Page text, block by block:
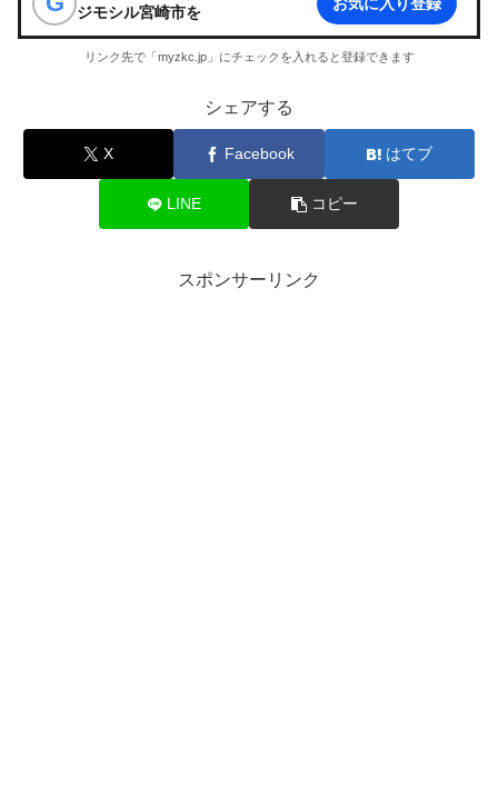
ジモシル宮崎市を お気に入り登録
リンク先で「myzkc.jp」にチェックを入れると登録できます
シェアする
X Facebook はてブ
LINE コピー
スポンサーリンク